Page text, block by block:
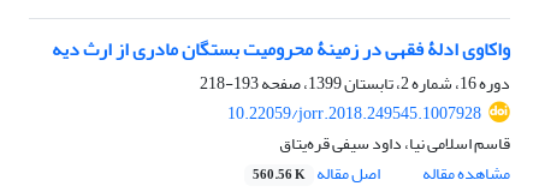
واکاوی ادلۀ فقهی در زمینۀ محرومیت بستگان مادری از ارث دیه
دوره 16، شماره 2، تابستان 1399، صفحه
193-218
10.22059/jorr.2018.249545.1007928
قاسم اسلامی نیا، داود سیفی قره‌یتاق
مشاهده مقاله
اصل مقاله 560.56 K